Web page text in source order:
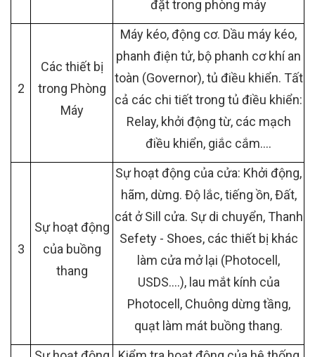
đặt trong phòng máy
2
Các thiết bị
trong Phòng
Máy
Máy kéo, động cơ. Dầu máy kéo,
phanh điện tử, bộ phanh cơ khí an
toàn (Governor), tủ điều khiển. Tất
cả các chi tiết trong tủ điều khiển:
Relay, khởi động từ, các mạch
điều khiển, giắc cắm….
3
Sự hoạt động
của buồng
thang
Sự hoạt động của cửa: Khởi động,
hãm, dừng. Độ lắc, tiếng ồn, Đất,
cát ở Sill cửa. Sự di chuyển, Thanh
Sefety - Shoes, các thiết bị khác
làm cửa mở lại (Photocell,
USDS….), lau mắt kính của
Photocell, Chuông dừng tầng,
quạt làm mát buồng thang.